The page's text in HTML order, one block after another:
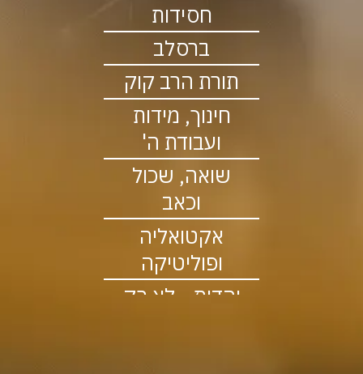
חסידות
ברסלב
תורת הרב קוק
חינוך, מידות
ועבודת ה'
שואה, שכול
וכאב
אקטואליה
ופוליטיקה
יהדות - לא רק